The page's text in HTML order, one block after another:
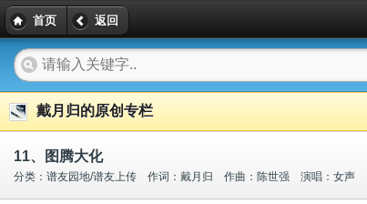
首页 返回
戴月归的原创专栏
11、图腾大化
分类：谱友园地/谱友上传 作词：戴月归 作曲：陈世强 演唱：女声